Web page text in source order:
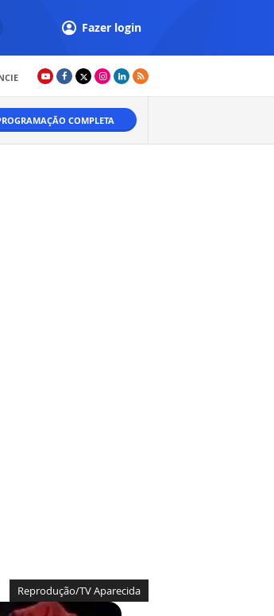
Fazer login
COMPLETA
Reprodução/TV Aparecida